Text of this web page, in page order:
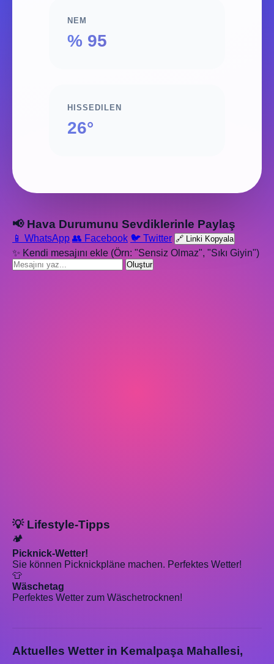
NEM
% 95
HISSEDILEN
26°
📢 Hava Durumunu Sevdiklerinle Paylaş
📱 WhatsApp 👥 Facebook 🐦 Twitter 🔗 Linki Kopyala
✨ Kendi mesajını ekle (Örn: "Sensiz Olmaz", "Sıkı Giyin")
Oluştur
💡 Lifestyle-Tipps
🏕️
Picknick-Wetter!
Sie können Picknickpläne machen. Perfektes Wetter!
👕
Wäschetag
Perfektes Wetter zum Wäschetrocknen!
Aktuelles Wetter in Kemalpaşa Mahallesi,